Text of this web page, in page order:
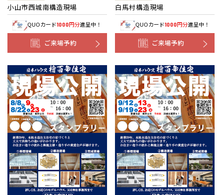
小山市西城南構造現場
QUOカード1000円分進呈中！
ご来場予約
白馬村構造現場
QUOカード1000円分進呈中！
ご来場予約